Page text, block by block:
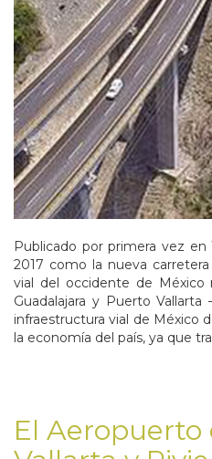
Publicado por primera vez
2017 como la nueva
vial del occidente de México
Guadalajara y Puerto
infraestructura vial de México
la economía del país, ya que
El Aeropuerto